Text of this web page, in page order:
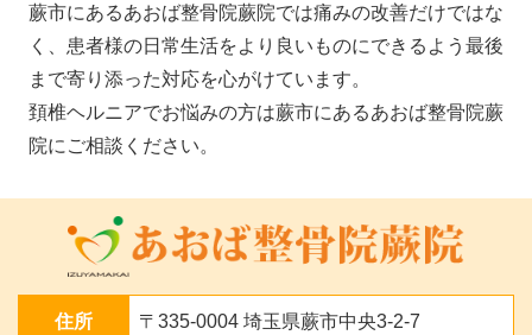
蕨市にあるあおば整骨院蕨院では痛みの改善だけではな
く、患者様の日常生活をより良いものにできるよう最後
まで寄り添った対応を心がけています。
頚椎ヘルニアでお悩みの方は蕨市にあるあおば整骨院蕨
院にご相談ください。
住所 〒335-0004 埼玉県蕨市中央3-2-7